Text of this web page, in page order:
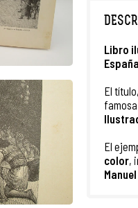
Libro
El
El
color,